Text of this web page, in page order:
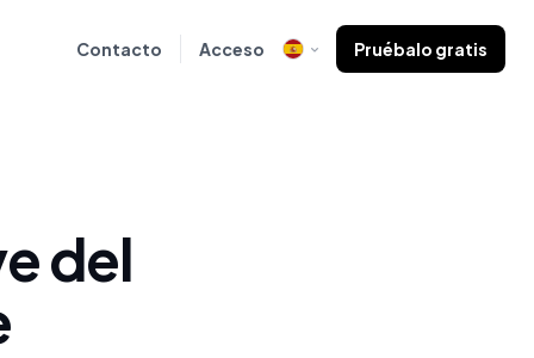
Contacto Acceso Pruébalo gratis
del